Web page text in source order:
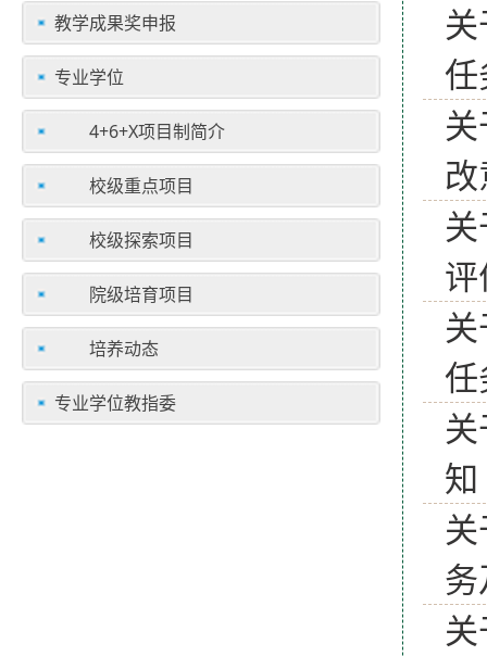
教学成果奖申报
专业学位
4+6+X项目制简介
校级重点项目
校级探索项目
院级培育项目
培养动态
专业学位教指委
知